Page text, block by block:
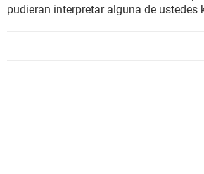
pudieran interpretar alguna de ustedes